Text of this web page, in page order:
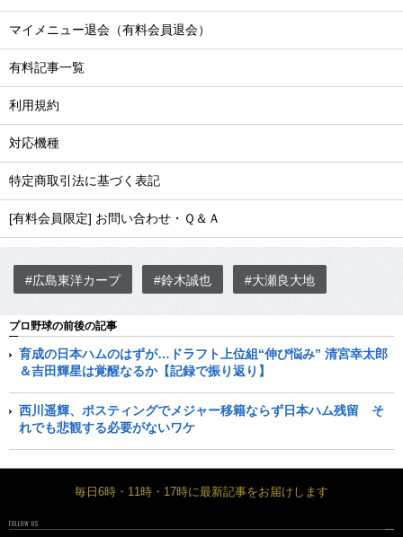
マイメニュー退会（有料会員退会）
有料記事一覧
利用規約
対応機種
特定商取引法に基づく表記
[有料会員限定] お問い合わせ・Ｑ＆Ａ
#広島東洋カープ #鈴木誠也 #大瀬良大地
プロ野球の前後の記事
育成の日本ハムのはずが…ドラフト上位組“伸び悩み” 清宮幸太郎
＆吉田輝星は覚醒なるか【記録で振り返り】
西川遥輝、ポスティングでメジャー移籍ならず日本ハム残留 そ
れでも悲観する必要がないワケ
毎日6時・11時・17時に最新記事をお届けします
FOLLOW US